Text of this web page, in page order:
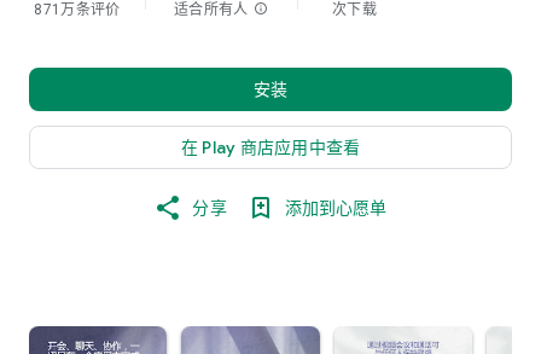
871万条评价 适合所有人 info 次下载
安装
在 Play 商店应用中查看
分享 添加到心愿单